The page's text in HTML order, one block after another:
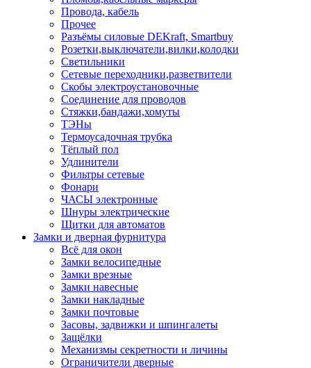
Провода, кабель
Прочее
Разъёмы силовые DEKraft, Smartbuy
Розетки,выключатели,вилки,колодки
Светильники
Сетевые переходники,разветвители
Скобы электроустановочные
Соединение для проводов
Стяжки,бандажи,хомуты
ТЭНы
Термоусадочная трубка
Тёплый пол
Удлинители
Фильтры сетевые
Фонари
ЧАСЫ электронные
Шнуры электрические
Щитки для автоматов
Замки и дверная фурнитура
Всё для окон
Замки велосипедные
Замки врезные
Замки навесные
Замки накладные
Замки почтовые
Засовы, задвижки и шпингалеты
Защёлки
Механизмы секретности и личины
Ограничители дверные